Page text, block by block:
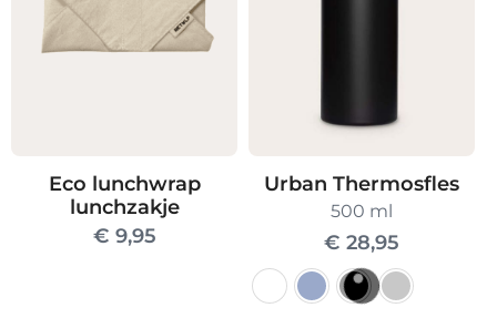
gekozen
productpagina
op
Eco lunchwrap
lunchzakje
€ 9,95
Urban Thermosfles
500 ml
€ 28,95